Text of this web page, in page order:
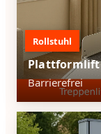
Rollstuhl
Plattformlift
Barrierefrei